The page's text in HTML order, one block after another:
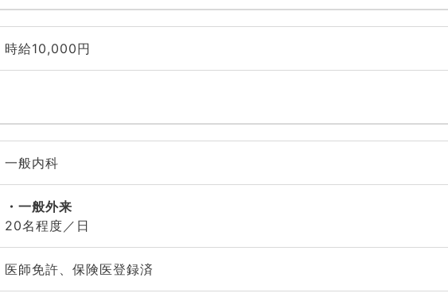
時給10,000円
一般内科
一般外来
20名程度／日
医師免許、保険医登録済